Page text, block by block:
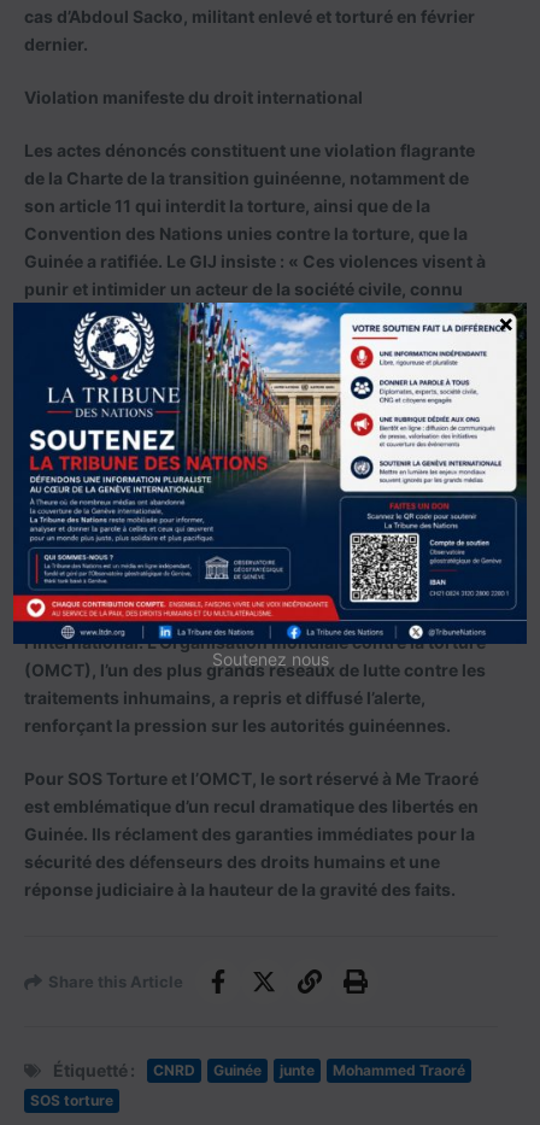
cas d’Abdoul Sacko, militant enlevé et torturé en février
dernier.
Violation manifeste du droit international
Les actes dénoncés constituent une violation flagrante
de la Charte de la transition guinéenne, notamment de
son article 11 qui interdit la torture, ainsi que de la
Convention des Nations unies contre la torture, que la
Guinée a ratifiée. Le GIJ insiste : « Ces violences visent à
punir et intimider un acteur de la société civile, connu
pour sa défense de l’État de droit. »
L’organisation appelle les autorités guinéennes à rompre
avec la culture de l’impunité et à traduire en justice les
auteurs de ces actes. Le Parquet de Dixinn a annoncé
l’ouverture d’une enquête le 23 juin, mais les
observateurs craignent une instruction biaisée, sous
contrôle du pouvoir militaire.
Une affaire qui résonne au-delà des frontières
L’affaire Traoré n’est pas passée inaperçue à
l’international. L’Organisation mondiale contre la torture
(OMCT), l’un des plus grands réseaux de lutte contre les
traitements inhumains, a repris et diffusé l’alerte,
renforçant la pression sur les autorités guinéennes.
Pour SOS Torture et l’OMCT, le sort réservé à Me Traoré
est emblématique d’un recul dramatique des libertés en
Guinée. Ils réclament des garanties immédiates pour la
sécurité des défenseurs des droits humains et une
réponse judiciaire à la hauteur de la gravité des faits.
Share this Article
Étiquetté : CNRD Guinée junte
Mohammed Traoré
SOS torture
Soutenez nous
×